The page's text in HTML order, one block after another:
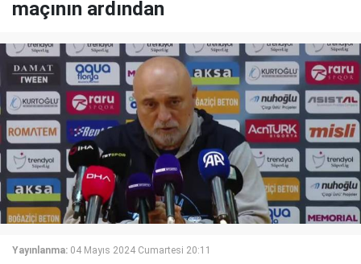
maçının ardından
Yayınlanma: 04 Mayıs 2024 Cumartesi 20:11